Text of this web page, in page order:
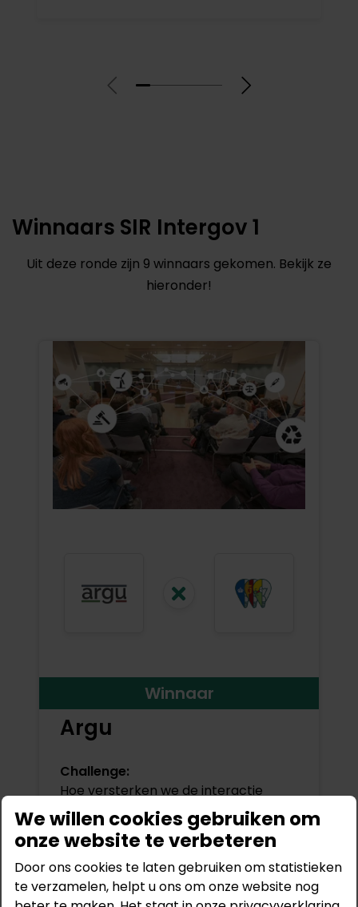
Winnaars SIR Intergov 1
Uit deze ronde zijn 9 winnaars gekomen. Bekijk ze
hieronder!
Winnaar
Argu
Challenge:
Hoe versterken we de interactie
tussen de representatieve
democratie (gemeenteraad en
Staten) en participatieve democratie
(participatie van inwoners)
Lees meer
We willen cookies gebruiken om
onze website te verbeteren
Door ons cookies te laten gebruiken om statistieken
te verzamelen, helpt u ons om onze website nog